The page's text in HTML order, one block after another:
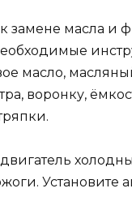
замене масла и
масло,
воронку,
Установите